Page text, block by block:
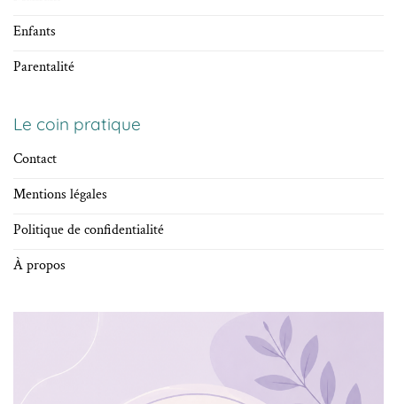
Enfants
Parentalité
Le coin pratique
Contact
Mentions légales
Politique de confidentialité
À propos